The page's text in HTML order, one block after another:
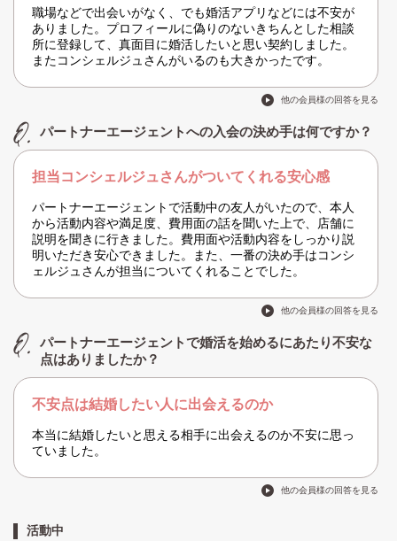
職場などで出会いがなく、でも婚活アプリなどには不安が
ありました。プロフィールに偽りのないきちんとした相談
所に登録して、真面目に婚活したいと思い契約しました。
またコンシェルジュさんがいるのも大きかったです。
他の会員様の回答を見る
パートナーエージェントへの入会の決め手は何ですか？
担当コンシェルジュさんがついてくれる安心感
パートナーエージェントで活動中の友人がいたので、本人
から活動内容や満足度、費用面の話を聞いた上で、店舗に
説明を聞きに行きました。費用面や活動内容をしっかり説
明いただき安心できました。また、一番の決め手はコンシ
ェルジュさんが担当についてくれることでした。
他の会員様の回答を見る
パートナーエージェントで婚活を始めるにあたり不安な
点はありましたか？
不安点は結婚したい人に出会えるのか
本当に結婚したいと思える相手に出会えるのか不安に思っ
ていました。
他の会員様の回答を見る
活動中